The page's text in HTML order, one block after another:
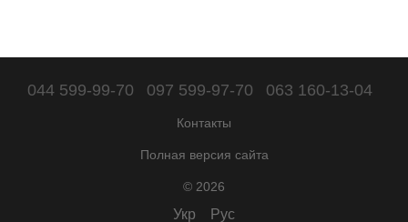
044 599-99-70 097 599-97-70 063 160-13-04
Контакты
Полная версия сайта
© 2026
Укр Рус